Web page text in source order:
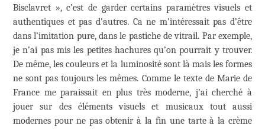
Bisclavret », c’est de garder certains paramètres visuels et
authentiques et pas d’autres. Ca ne m’intéressait pas d’être
dans l’imitation pure, dans le pastiche de vitrail. Par exemple,
je n’ai pas mis les petites hachures qu’on pourrait y trouver.
De même, les couleurs et la luminosité sont là mais les formes
ne sont pas toujours les mêmes. Comme le texte de Marie de
France me paraissait en plus très moderne, j’ai cherché à
jouer sur des éléments visuels et musicaux tout aussi
modernes pour ne pas obtenir à la fin une tarte à la crème